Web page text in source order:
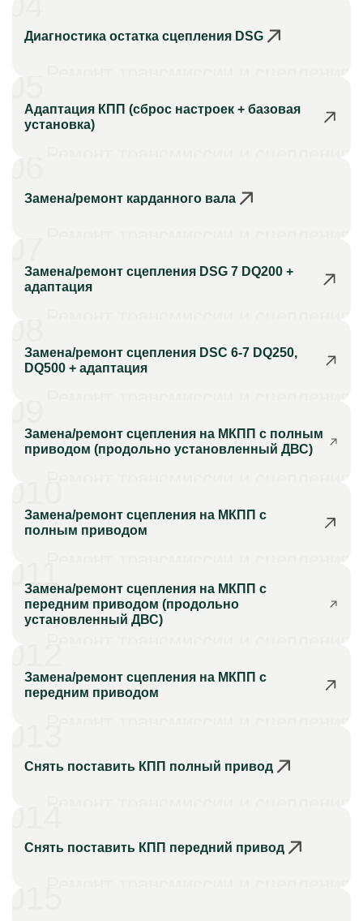
Диагностика остатка сцепления DSG
Адаптация КПП (сброс настроек + базовая
установка)
Замена/ремонт карданного вала
Замена/ремонт сцепления DSG 7 DQ200 +
адаптация
Замена/ремонт сцепления DSC 6-7 DQ250,
DQ500 + адаптация
Замена/ремонт сцепления на МКПП с полным
приводом (продольно установленный ДВС)
Замена/ремонт сцепления на МКПП с
полным приводом
011
Замена/ремонт сцепления на МКПП с
передним приводом (продольно
установленный ДВС)
Замена/ремонт сцепления на МКПП с
передним приводом
Снять поставить КПП полный привод
Снять поставить КПП передний привод